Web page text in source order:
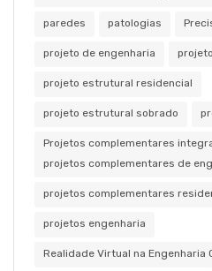
paredes patologias
projeto de engenharia
projeto estrutural residencial
projeto estrutural sobrado
Projetos complementares
projetos complementares de
projetos complementares
projetos engenharia
Realidade Virtual na Engenharia